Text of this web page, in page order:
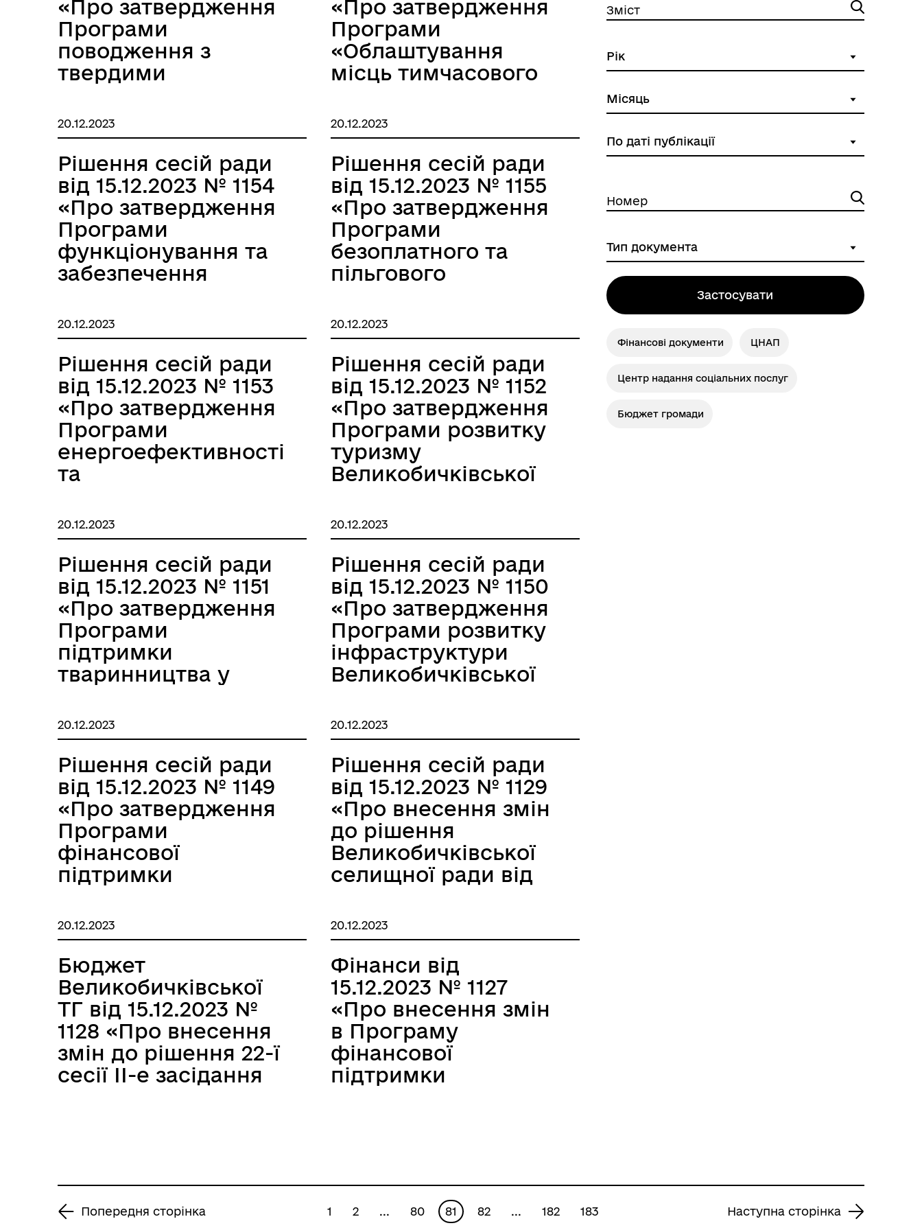
«Про затвердження
Програми
поводження з
твердими
відходами на
території
Великобичківської
селищної
територіальної
громади на 2024-
2027 роки»
«Про затвердження
Програми
«Облаштування
місць тимчасового
внутрішньо
переміщених осіб у
Великобичківській
територіальній
громаді на 2024
рік»»
20.12.2023
Рішення сесій ради
від 15.12.2023 № 1154
«Про затвердження
Програми
функціонування та
забезпечення
надання
адміністративних
послуг
Великобичківської
селищної ради на
2024 рік»
20.12.2023
Рішення сесій ради
від 15.12.2023 № 1155
«Про затвердження
Програми
безоплатного та
пільгового
забезпечення
окремих груп
населення та за
певними
категоріями
захворювань у
Великобичківській
територіальній
20.12.2023
Рішення сесій ради
від 15.12.2023 № 1153
«Про затвердження
Програми
енергоефективності
та
Великобичківської
територіальної
громади на 2024-
2027 рік»
20.12.2023
Рішення сесій ради
від 15.12.2023 № 1152
«Про затвердження
Програми розвитку
туризму
Великобичківської
територіальної
громади на 2024 -
2027 роки»
20.12.2023
Рішення сесій ради
від 15.12.2023 № 1151
«Про затвердження
Програми
підтримки
тваринництва у
селищній
територіальній
громаді на 2024
-2027 роки»
20.12.2023
Рішення сесій ради
від 15.12.2023 № 1150
«Про затвердження
Програми розвитку
інфраструктури
Великобичківської
громади на 2024-
2027 роки.»
20.12.2023
Рішення сесій ради
від 15.12.2023 № 1149
«Про затвердження
Програми
фінансової
підтримки
комунальної
установи «Агенція
розвитку
територіальної
громади»
Великобичківської
селищної ради на
2024 -2027 роки»
20.12.2023
Рішення сесій ради
від 15.12.2023 № 1129
«Про внесення змін
до рішення
Великобичківської
селищної ради від
№1017 «Про
встановлення
ставок та пільг із
сплати земельного
податку на території
Великобичківської
селищної
територіальної
громади»»
20.12.2023
Бюджет
Великобичківської
ТГ від 15.12.2023 №
1128 «Про внесення
змін до рішення 22-ї
сесії ІІ-е засідання
Великобичківської
селищної
20.12.2023
Фінанси від
15.12.2023 № 1127
«Про внесення змін
в Програму
фінансової
підтримки
міська лікарня
Великобичківської
Зміст
Номер
Застосувати
Фінансові документи ЦНАП
Центр надання соціальних послуг
Бюджет громади
Попередня сторінка 1 2 ... 80 81 82 ... 182 183 Наступна сторінка